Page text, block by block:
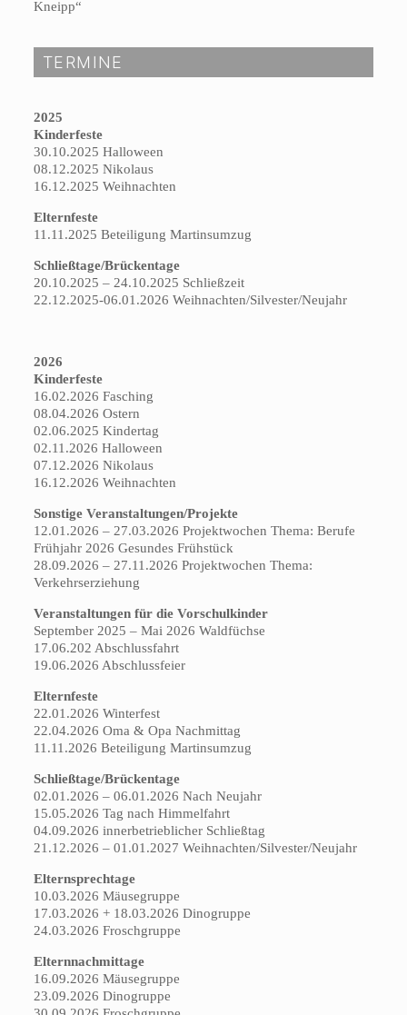
Kneipp“
TERMINE
2025
Kinderfeste
30.10.2025 Halloween
08.12.2025 Nikolaus
16.12.2025 Weihnachten
Elternfeste
11.11.2025 Beteiligung Martinsumzug
Schließtage/Brückentage
20.10.2025 – 24.10.2025 Schließzeit
22.12.2025-06.01.2026 Weihnachten/Silvester/Neujahr
2026
Kinderfeste
16.02.2026 Fasching
08.04.2026 Ostern
02.06.2025 Kindertag
02.11.2026 Halloween
07.12.2026 Nikolaus
16.12.2026 Weihnachten
Sonstige Veranstaltungen/Projekte
12.01.2026 – 27.03.2026 Projektwochen Thema: Berufe
Frühjahr 2026 Gesundes Frühstück
28.09.2026 – 27.11.2026 Projektwochen Thema:
Verkehrserziehung
Veranstaltungen für die Vorschulkinder
September 2025 – Mai 2026 Waldfüchse
17.06.202 Abschlussfahrt
19.06.2026 Abschlussfeier
Elternfeste
22.01.2026 Winterfest
22.04.2026 Oma & Opa Nachmittag
11.11.2026 Beteiligung Martinsumzug
Schließtage/Brückentage
02.01.2026 – 06.01.2026 Nach Neujahr
15.05.2026 Tag nach Himmelfahrt
04.09.2026 innerbetrieblicher Schließtag
21.12.2026 – 01.01.2027 Weihnachten/Silvester/Neujahr
Elternsprechtage
10.03.2026 Mäusegruppe
17.03.2026 + 18.03.2026 Dinogruppe
24.03.2026 Froschgruppe
Elternnachmittage
16.09.2026 Mäusegruppe
23.09.2026 Dinogruppe